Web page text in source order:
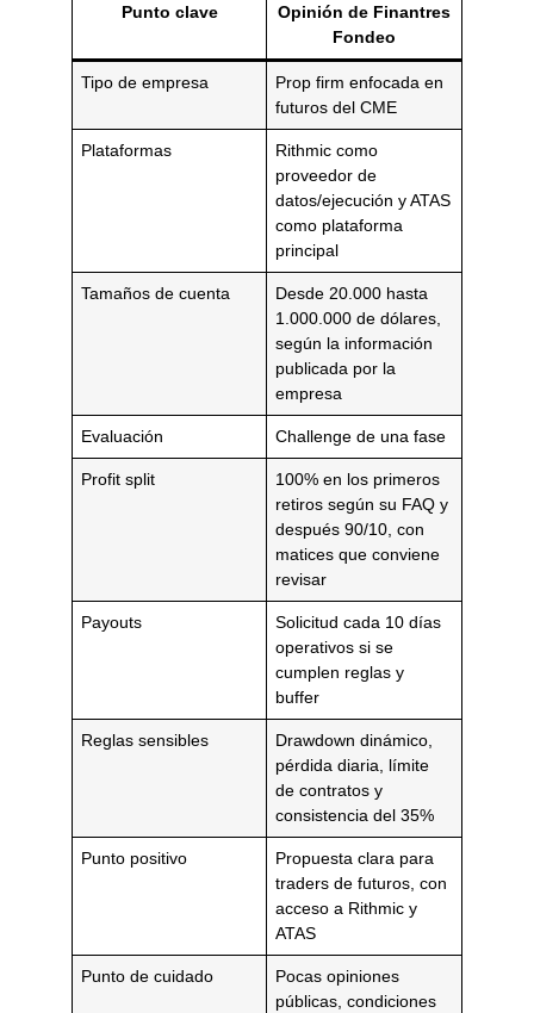
Punto clave
Opinión de Finantres
Fondeo
Tipo de empresa
Prop firm enfocada en
futuros del CME
Plataformas
Rithmic como
proveedor de
datos/ejecución y ATAS
como plataforma
principal
Tamaños de cuenta
Desde 20.000 hasta
1.000.000 de dólares,
según la información
publicada por la
empresa
Evaluación Challenge de una fase
Profit split
100% en los primeros
retiros según su FAQ y
después 90/10, con
matices que conviene
revisar
Payouts
Solicitud cada 10 días
operativos si se
cumplen reglas y
buffer
Reglas sensibles
Drawdown dinámico,
pérdida diaria, límite
de contratos y
consistencia del 35%
Punto positivo
Propuesta clara para
traders de futuros, con
acceso a Rithmic y
ATAS
Punto de cuidado
Pocas opiniones
públicas, condiciones